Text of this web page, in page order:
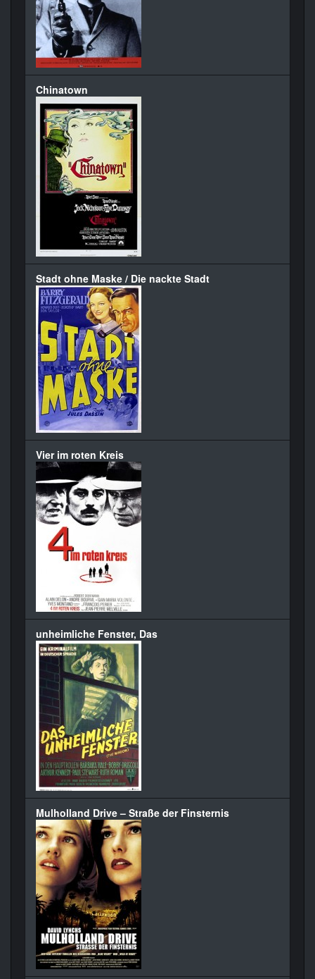
Chinatown
Stadt ohne Maske / Die nackte Stadt
Vier im roten Kreis
unheimliche Fenster, Das
Mulholland Drive – Straße der Finsternis